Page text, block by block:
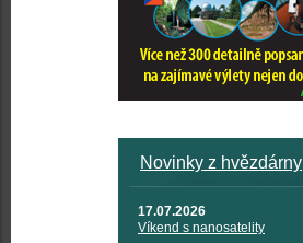
Novinky z hvězdárny
17.07.2026
Víkend s nanosatelity